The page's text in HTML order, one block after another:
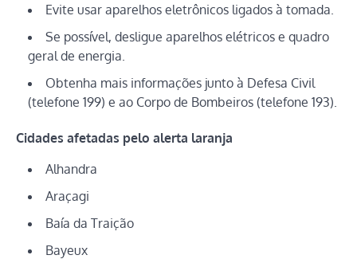
Evite usar aparelhos eletrônicos ligados à tomada.
Se possível, desligue aparelhos elétricos e quadro
geral de energia.
Obtenha mais informações junto à Defesa Civil
(telefone 199) e ao Corpo de Bombeiros (telefone 193).
Cidades afetadas pelo alerta laranja
Alhandra
Araçagi
Baía da Traição
Bayeux